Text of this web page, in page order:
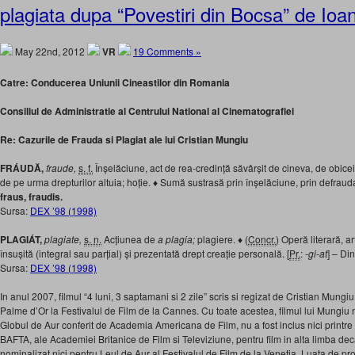
plagiata dupa “Povestiri din Bocsa” de
May 22nd, 2012 VR 19 Comments »
Catre: Conducerea Uniunii Cineastilor din Romania
Consiliul de Administratie al Centrului National al Cinematografiei
Re: Cazurile de Frauda si Plagiat ale lui Cristian Mungiu
FRÁUDĂ,fraude, s. f. Înșelăciune, act de rea-credință săvârșit de cineva, de
de pe urma drepturilor altuia; hoție. ♦ Sumă sustrasă prin înșelăciune, prin
fraus, fraudis.
Sursa: DEX ’98 (1998)
PLAGIÁT,plagiate, s. n. Acțiunea de a plagia;plagiere. ♦ (Concr.) Operă literară,
însușită (integral sau parțial) și prezentată drept creație personală. [Pr.:-gi-at] –
Sursa: DEX ’98 (1998)
In anul 2007, filmul “4 luni, 3 saptamani si 2 zile” scris si regizat de Cristian
Palme d’Or la Festivalul de Film de la Cannes. Cu toate acestea, filmul lui
Globul de Aur conferit de Academia Americana de Film, nu a fost inclus nici
BAFTA, ale Academiei Britanice de Film si Televiziune, pentru film in alta limba